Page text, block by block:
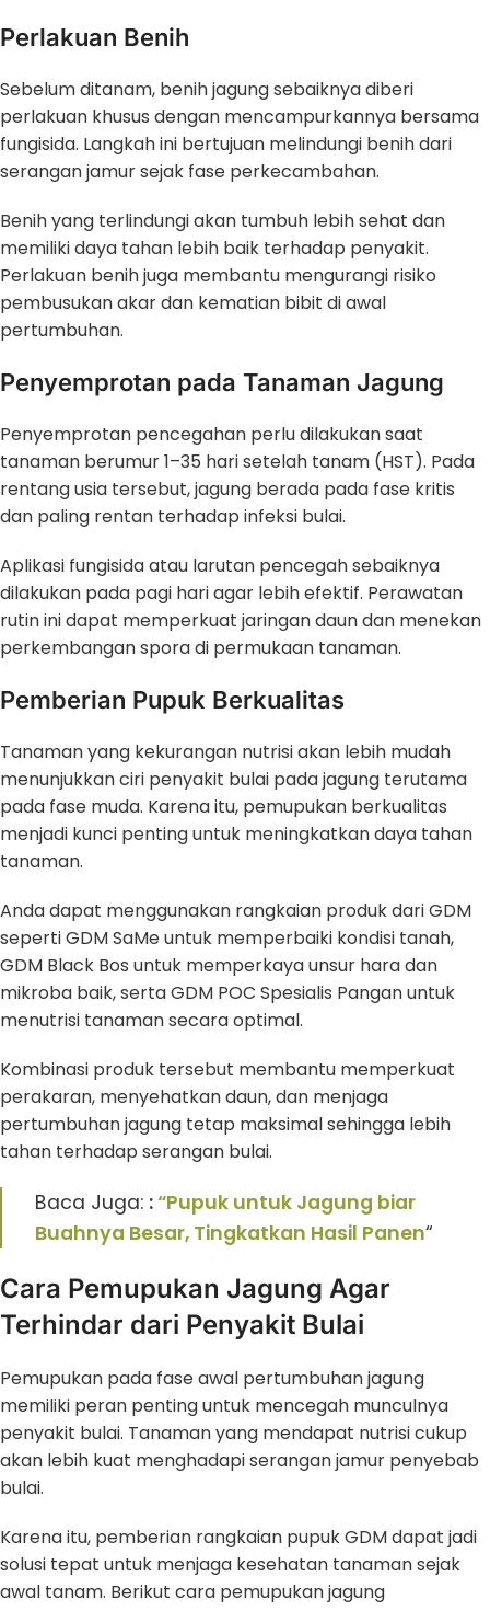
Perlakuan Benih
Sebelum ditanam, benih jagung sebaiknya diberi
perlakuan khusus dengan mencampurkannya bersama
fungisida. Langkah ini bertujuan melindungi benih dari
serangan jamur sejak fase perkecambahan.
Benih yang terlindungi akan tumbuh lebih sehat dan
memiliki daya tahan lebih baik terhadap penyakit.
Perlakuan benih juga membantu mengurangi risiko
pembusukan akar dan kematian bibit di awal
pertumbuhan.
Penyemprotan pada Tanaman Jagung
Penyemprotan pencegahan perlu dilakukan saat
tanaman berumur 1–35 hari setelah tanam (HST). Pada
rentang usia tersebut, jagung berada pada fase kritis
dan paling rentan terhadap infeksi bulai.
Aplikasi fungisida atau larutan pencegah sebaiknya
dilakukan pada pagi hari agar lebih efektif. Perawatan
rutin ini dapat memperkuat jaringan daun dan menekan
perkembangan spora di permukaan tanaman.
Pemberian Pupuk Berkualitas
Tanaman yang kekurangan nutrisi akan lebih mudah
menunjukkan ciri penyakit bulai pada jagung terutama
pada fase muda. Karena itu, pemupukan berkualitas
menjadi kunci penting untuk meningkatkan daya tahan
tanaman.
Anda dapat menggunakan rangkaian produk dari GDM
seperti GDM SaMe untuk memperbaiki kondisi tanah,
GDM Black Bos untuk memperkaya unsur hara dan
mikroba baik, serta GDM POC Spesialis Pangan untuk
menutrisi tanaman secara optimal.
Kombinasi produk tersebut membantu memperkuat
perakaran, menyehatkan daun, dan menjaga
pertumbuhan jagung tetap maksimal sehingga lebih
tahan terhadap serangan bulai.
Baca Juga: :“Pupuk untuk Jagung biar
Buahnya Besar, Tingkatkan Hasil Panen“
Cara Pemupukan Jagung Agar
Terhindar dari Penyakit Bulai
Pemupukan pada fase awal pertumbuhan jagung
memiliki peran penting untuk mencegah munculnya
penyakit bulai. Tanaman yang mendapat nutrisi cukup
akan lebih kuat menghadapi serangan jamur penyebab
bulai.
Karena itu, pemberian rangkaian pupuk GDM dapat jadi
solusi tepat untuk menjaga kesehatan tanaman sejak
awal tanam. Berikut cara pemupukan jagung